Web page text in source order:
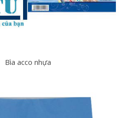
Bìa acco nhựa